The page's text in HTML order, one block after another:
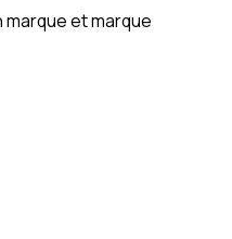
marque et marque